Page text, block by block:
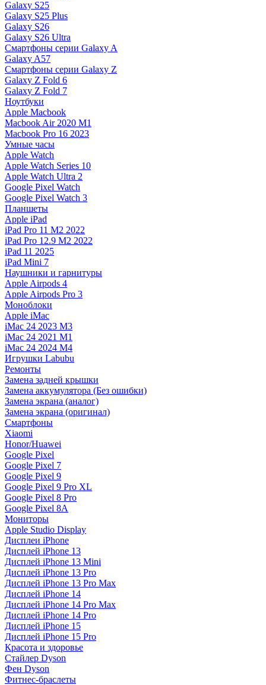
Galaxy S25
Galaxy S25 Plus
Galaxy S26
Galaxy S26 Ultra
Смартфоны серии Galaxy A
Galaxy A57
Смартфоны серии Galaxy Z
Galaxy Z Fold 6
Galaxy Z Fold 7
Ноутбуки
Apple Macbook
Macbook Air 2020 M1
Macbook Pro 16 2023
Умные часы
Apple Watch
Apple Watch Series 10
Apple Watch Ultra 2
Google Pixel Watch
Google Pixel Watch 3
Планшеты
Apple iPad
iPad Pro 11 M2 2022
iPad Pro 12.9 M2 2022
iPad 11 2025
iPad Mini 7
Наушники и гарнитуры
Apple Airpods 4
Apple Airpods Pro 3
Моноблоки
Apple iMac
iMac 24 2023 M3
iMac 24 2021 M1
iMac 24 2024 M4
Игрушки Labubu
Ремонты
Замена задней крышки
Замена аккумулятора (Без ошибки)
Замена экрана (аналог)
Замена экрана (оригинал)
Смартфоны
Xiaomi
Honor/Huawei
Google Pixel
Google Pixel 7
Google Pixel 9
Google Pixel 9 Pro XL
Google Pixel 8 Pro
Google Pixel 8A
Мониторы
Apple Studio Display
Дисплеи iPhone
Дисплей iPhone 13
Дисплей iPhone 13 Mini
Дисплей iPhone 13 Pro
Дисплей iPhone 13 Pro Max
Дисплей iPhone 14
Дисплей iPhone 14 Pro Max
Дисплей iPhone 14 Pro
Дисплей iPhone 15
Дисплей iPhone 15 Pro
Красота и здоровье
Стайлер Dyson
Фен Dyson
Фитнес-браслеты